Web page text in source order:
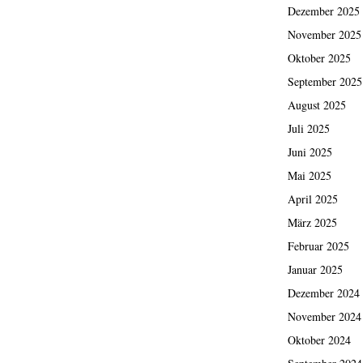
Dezember 2025
November 2025
Oktober 2025
September 2025
August 2025
Juli 2025
Juni 2025
Mai 2025
April 2025
März 2025
Februar 2025
Januar 2025
Dezember 2024
November 2024
Oktober 2024